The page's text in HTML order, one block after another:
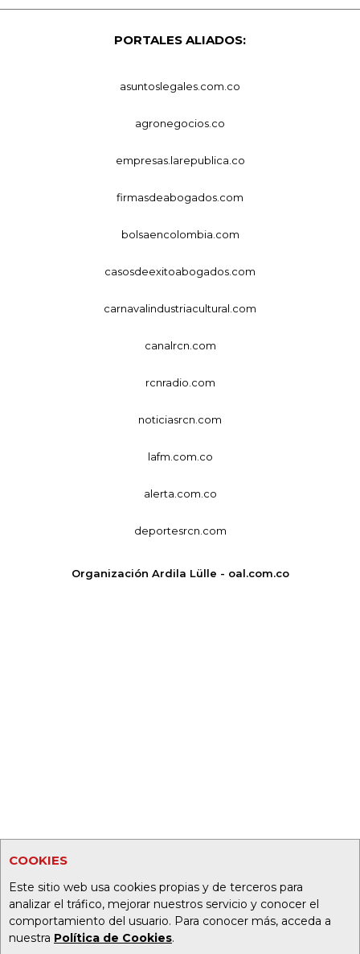
COOKIES
Este sitio web usa cookies propias y de terceros para
analizar el tráfico, mejorar nuestros servicio y conocer el
comportamiento del usuario. Para conocer más, acceda a
nuestra Política de Cookies.
PORTALES ALIADOS:
asuntoslegales.com.co
agronegocios.co
empresas.larepublica.co
firmasdeabogados.com
bolsaencolombia.com
casosdeexitoabogados.com
carnavalindustriacultural.com
canalrcn.com
rcnradio.com
noticiasrcn.com
lafm.com.co
alerta.com.co
deportesrcn.com
Organización Ardila Lülle - oal.com.co